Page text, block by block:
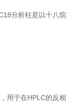
分析柱是以十八烷
用于在HPLC的反相